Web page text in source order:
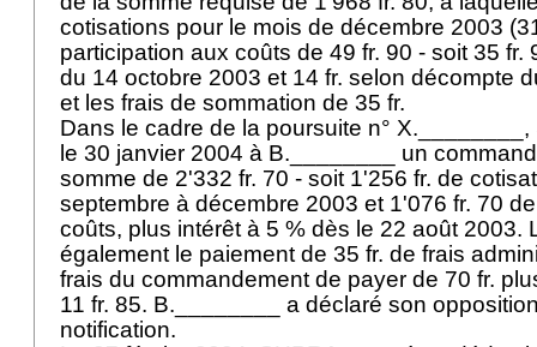
cotisations pour le mois de décembre 2003
participation aux coûts de 49 fr. 90 - soit 35 fr.
du 14 octobre 2003 et 14 fr. selon décompte
et les frais de sommation de 35 fr.
Dans le cadre de la poursuite n° X.________,
le 30 janvier 2004 à B.________ un
somme de 2'332 fr. 70 - soit 1'256 fr. de
septembre à décembre 2003 et 1'076 fr. 70
coûts, plus intérêt à 5 % dès le 22 août 2003.
également le paiement de 35 fr. de frais
frais du commandement de payer de 70 fr.
11 fr. 85. B.________ a déclaré son
notification.